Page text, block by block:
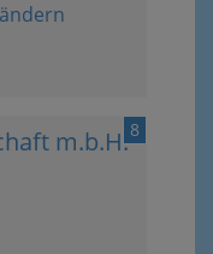
8
m.b.H.